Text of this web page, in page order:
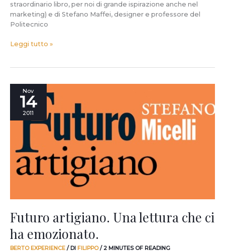
straordinario libro, per noi di grande ispirazione anche nel
marketing) e di Stefano Maffei, designer e professore del
Politecnico
Leggi tutto »
Nov
14
2011
Futuro artigiano. Una lettura che ci
ha emozionato.
BERTO EXPERIENCE / DI FILIPPO/2 MINUTES OF READING
Futuro
artigiano.
ha
emozionato.